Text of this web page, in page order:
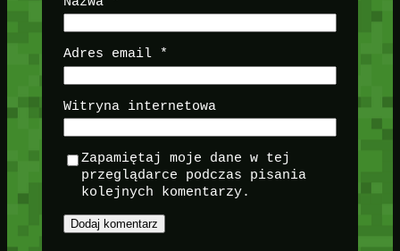
Adres email *
Witryna internetowa
Zapamiętaj moje dane w tej
przeglądarce podczas pisania
kolejnych komentarzy.